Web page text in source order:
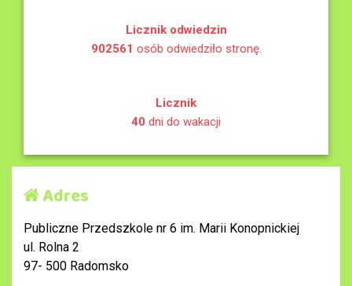
Licznik odwiedzin
902561 osób odwiedziło stronę.
Licznik
40 dni do wakacji
Adres
Publiczne Przedszkole nr 6 im. Marii Konopnickiej
ul. Rolna 2
97- 500 Radomsko